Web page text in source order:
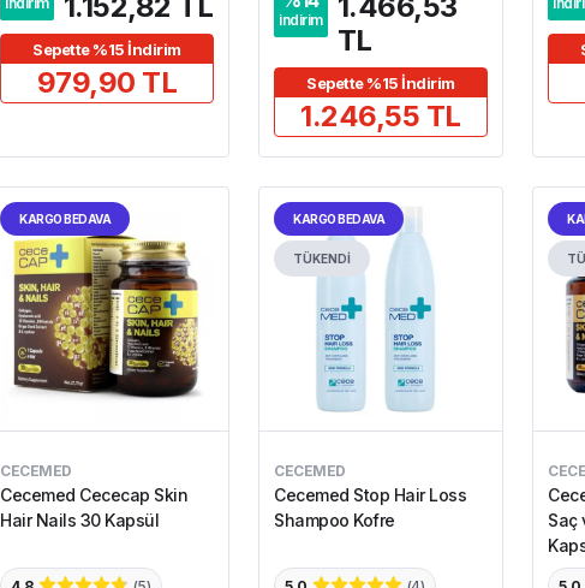
1.152,82 TL
Sepette %15 İndirim
979,90 TL
indirim
1.466,53
TL
Sepette %15 İndirim
1.246,55 TL
KARGO BEDAVA
CECEMED
Cecemed Cececap Skin
Hair Nails 30 Kapsül
KARGO BEDAVA
TÜKENDİ
CECEMED
Cecemed Stop Hair Loss
Shampoo Kofre
Saç